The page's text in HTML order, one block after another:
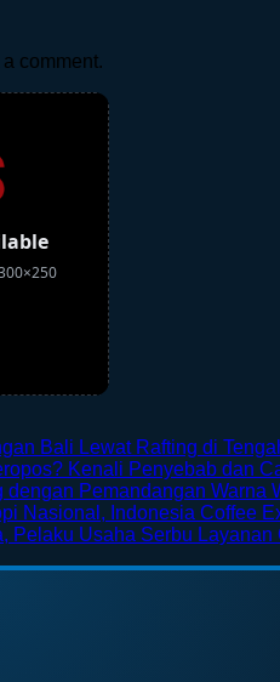
comment.
Bali Lewat Rafting di
Kenali Penyebab dan
dengan Pemandangan Warna
Nasional, Indonesia Coffee
Pelaku Usaha Serbu